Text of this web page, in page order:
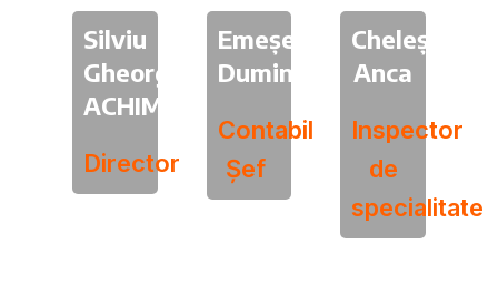
Silviu
Gheorghe
ACHIM
Director
Emeșe
Duminicescu
Contabil
Șef
Cheleș
Anca
Inspector
de
specialitate